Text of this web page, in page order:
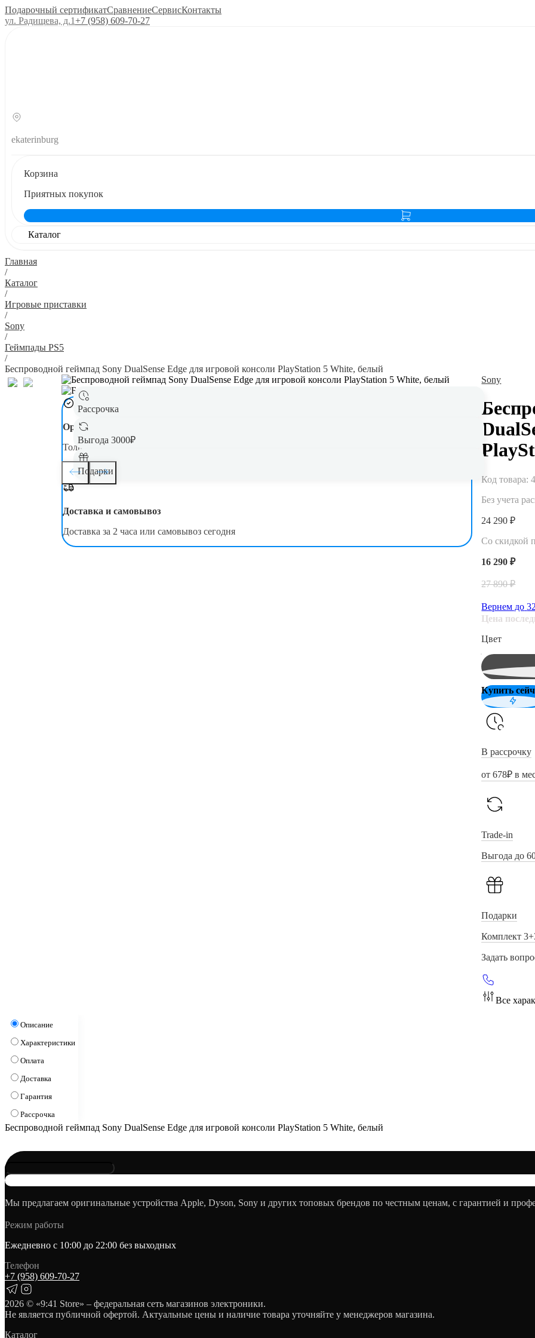
Подарочный сертификатСравнениеСервисКонтакты
ул. Радищева, д.1+7 (958) 609‑70‑27
ekaterinburg
Корзина
Приятных покупок
Каталог
Главная
/
Каталог
/
Игровые приставки
/
Sony
/
Геймпады PS5
/
Беспроводной геймпад Sony DualSense Edge для игровой консоли PlayStation 5 White, белый
Рассрочка
Выгода 3000₽
Подарки
Оригинал
Только новая, оригинальная техника
Доставка и самовывоз
Доставка за 2 часа или самовывоз сегодня
Sony
Код товара:
Без учета
24 290 ₽
Со скидкой
16 290 ₽
27 890 ₽
Вернем до
Цена
Цвет
Купить
В рассрочку
от678₽ в
Trade-in
Выгода до
Подарки
Комплект
Задать
Все
Описание
Характеристики
Оплата
Доставка
Гарантия
Рассрочка
Беспроводной геймпад Sony DualSense Edge для игровой консоли PlayStation 5 White, белый
Мы предлагаем оригинальные устройства Apple, Dyson, Sony и других топовых брендов по честным ценам, с гарантией и
Режим работы
Ежедневно с 10:00 до 22:00 без выходных
Телефон
+7 (958) 609‑70‑27
2026 © «9:41 Store» – федеральная сеть магазинов электроники.
Не является публичной офертой. Актуальные цены и наличие товара уточняйте у менеджеров магазина.
Каталог